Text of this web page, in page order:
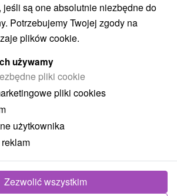
jeśli są one absolutnie niezbędne do
Potrzebujemy Twojej zgody na
plików cookie.
używamy
pliki cookie
pliki cookies
użytkownika
Zezwolić wszystkim